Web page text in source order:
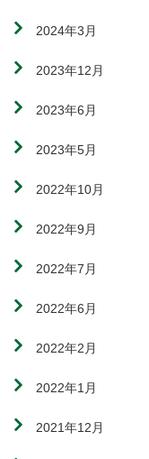
2024年3月
2023年12月
2023年6月
2023年5月
2022年10月
2022年9月
2022年7月
2022年6月
2022年2月
2022年1月
2021年12月